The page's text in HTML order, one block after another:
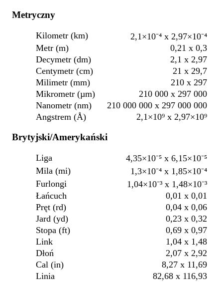
Metryczny
Kilometr (km)
2,1×10⁻⁴ x 2,97×10⁻⁴
Metr (m)
0,21 x 0,3
Decymetr (dm)
2,1 x 2,97
Centymetr (cm)
21 x 29,7
Milimetr (mm)
210 x 297
Mikrometr (µm)
210 000 x 297 000
Nanometr (nm)
210 000 000 x 297 000 000
Angstrem (Å)
2,1×10⁹ x 2,97×10⁹
Brytyjski/Amerykański
Liga
4,35×10⁻⁵ x 6,15×10⁻⁵
Mila (mi)
1,3×10⁻⁴ x 1,85×10⁻⁴
Furlongi
1,04×10⁻³ x 1,48×10⁻³
Łańcuch
0,01 x 0,01
Pręt (rd)
0,04 x 0,06
Jard (yd)
0,23 x 0,32
Stopa (ft)
0,69 x 0,97
Link
1,04 x 1,48
Dłoń
2,07 x 2,92
Cal (in)
8,27 x 11,69
Linia
82,68 x 116,93